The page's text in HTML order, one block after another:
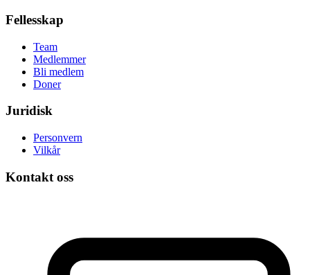
Fellesskap
Team
Medlemmer
Bli medlem
Doner
Juridisk
Personvern
Vilkår
Kontakt oss